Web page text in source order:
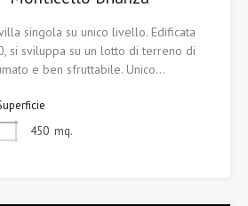
singola su unico livello. Edificata
si sviluppa su un lotto di terreno di
e ben sfruttabile. Unico…
450 mq.